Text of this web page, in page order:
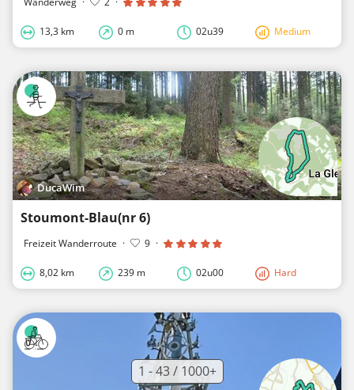
13,3 km 0 m 02u39 Medium
DucaWim
Stoumont-Blau(nr 6)
Freizeit Wanderroute · 9 ·
8,02 km 239 m 02u00 Hard
1 - 43 / 1000+